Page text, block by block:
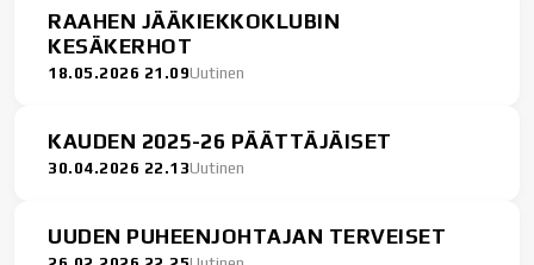
RAAHEN JÄÄKIEKKOKLUBIN
KESÄKERHOT
18.05.2026 21.09Uutinen
KAUDEN 2025-26 PÄÄTTÄJÄISET
30.04.2026 22.13Uutinen
UUDEN PUHEENJOHTAJAN TERVEISET